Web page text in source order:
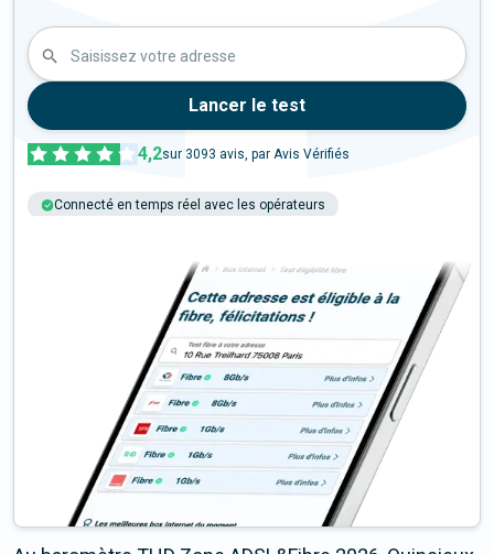
Saisissez votre adresse
Lancer le test
4,2sur 3093 avis, par Avis Vérifiés
Connecté en temps réel avec les opérateurs